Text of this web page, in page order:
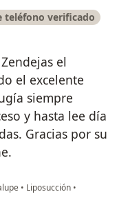
teléfono verificado
el
el excelente
siempre
y hasta lee día
Gracias por su
• Liposucción •